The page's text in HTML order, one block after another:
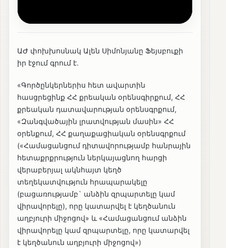
ԱԺ փոխխոսնակ Ալեն Սիմոնյանը Ֆեյսբուքի
իր էջում գրում է.
«Գործընկերներիս հետ ավարտին
հասցրեցինք ՀՀ քրեական օրենսգիրքում, ՀՀ
քրեական դատավարության օրենսգրքում,
«Զանգվածային լրատվության մասին» ՀՀ
օրենքում, ՀՀ քաղաքացիական օրենսգրքում
(«Համացանցում դիտավորությամբ հանրային
հետաքրքրություն ներկայացնող հարցի
վերաբերյալ ակնհայտ կեղծ
տեղեկատվություն հրապարակելը
(բացառությամբ` անձին զրպարտելը կամ
վիրավորելը), որը կատարվել է կեղծանուն
աղբյուրի միջոցով» և «Համացանցում անձին
վիրավորելը կամ զրպարտելը, որը կատարվել
է կեղծանուն աղբյուրի միջոցով»)